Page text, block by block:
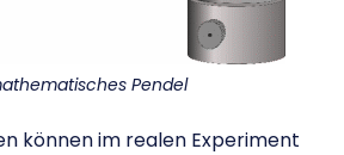
Pendel
können im realen Experiment